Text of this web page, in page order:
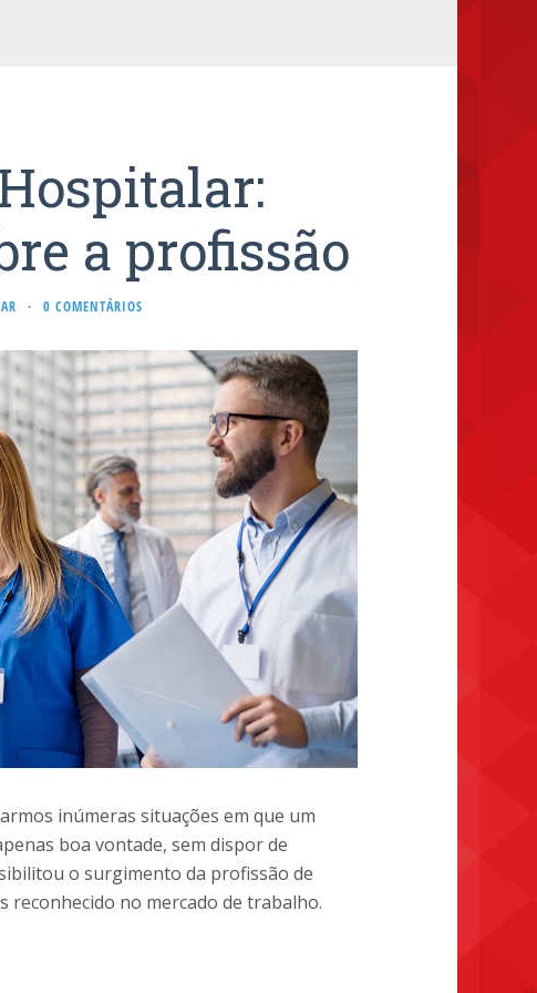
a profissão
· 0 COMENTÁRIOS
inúmeras situações em que um
boa vontade, sem dispor de
o surgimento da profissão de
reconhecido no mercado de trabalho.